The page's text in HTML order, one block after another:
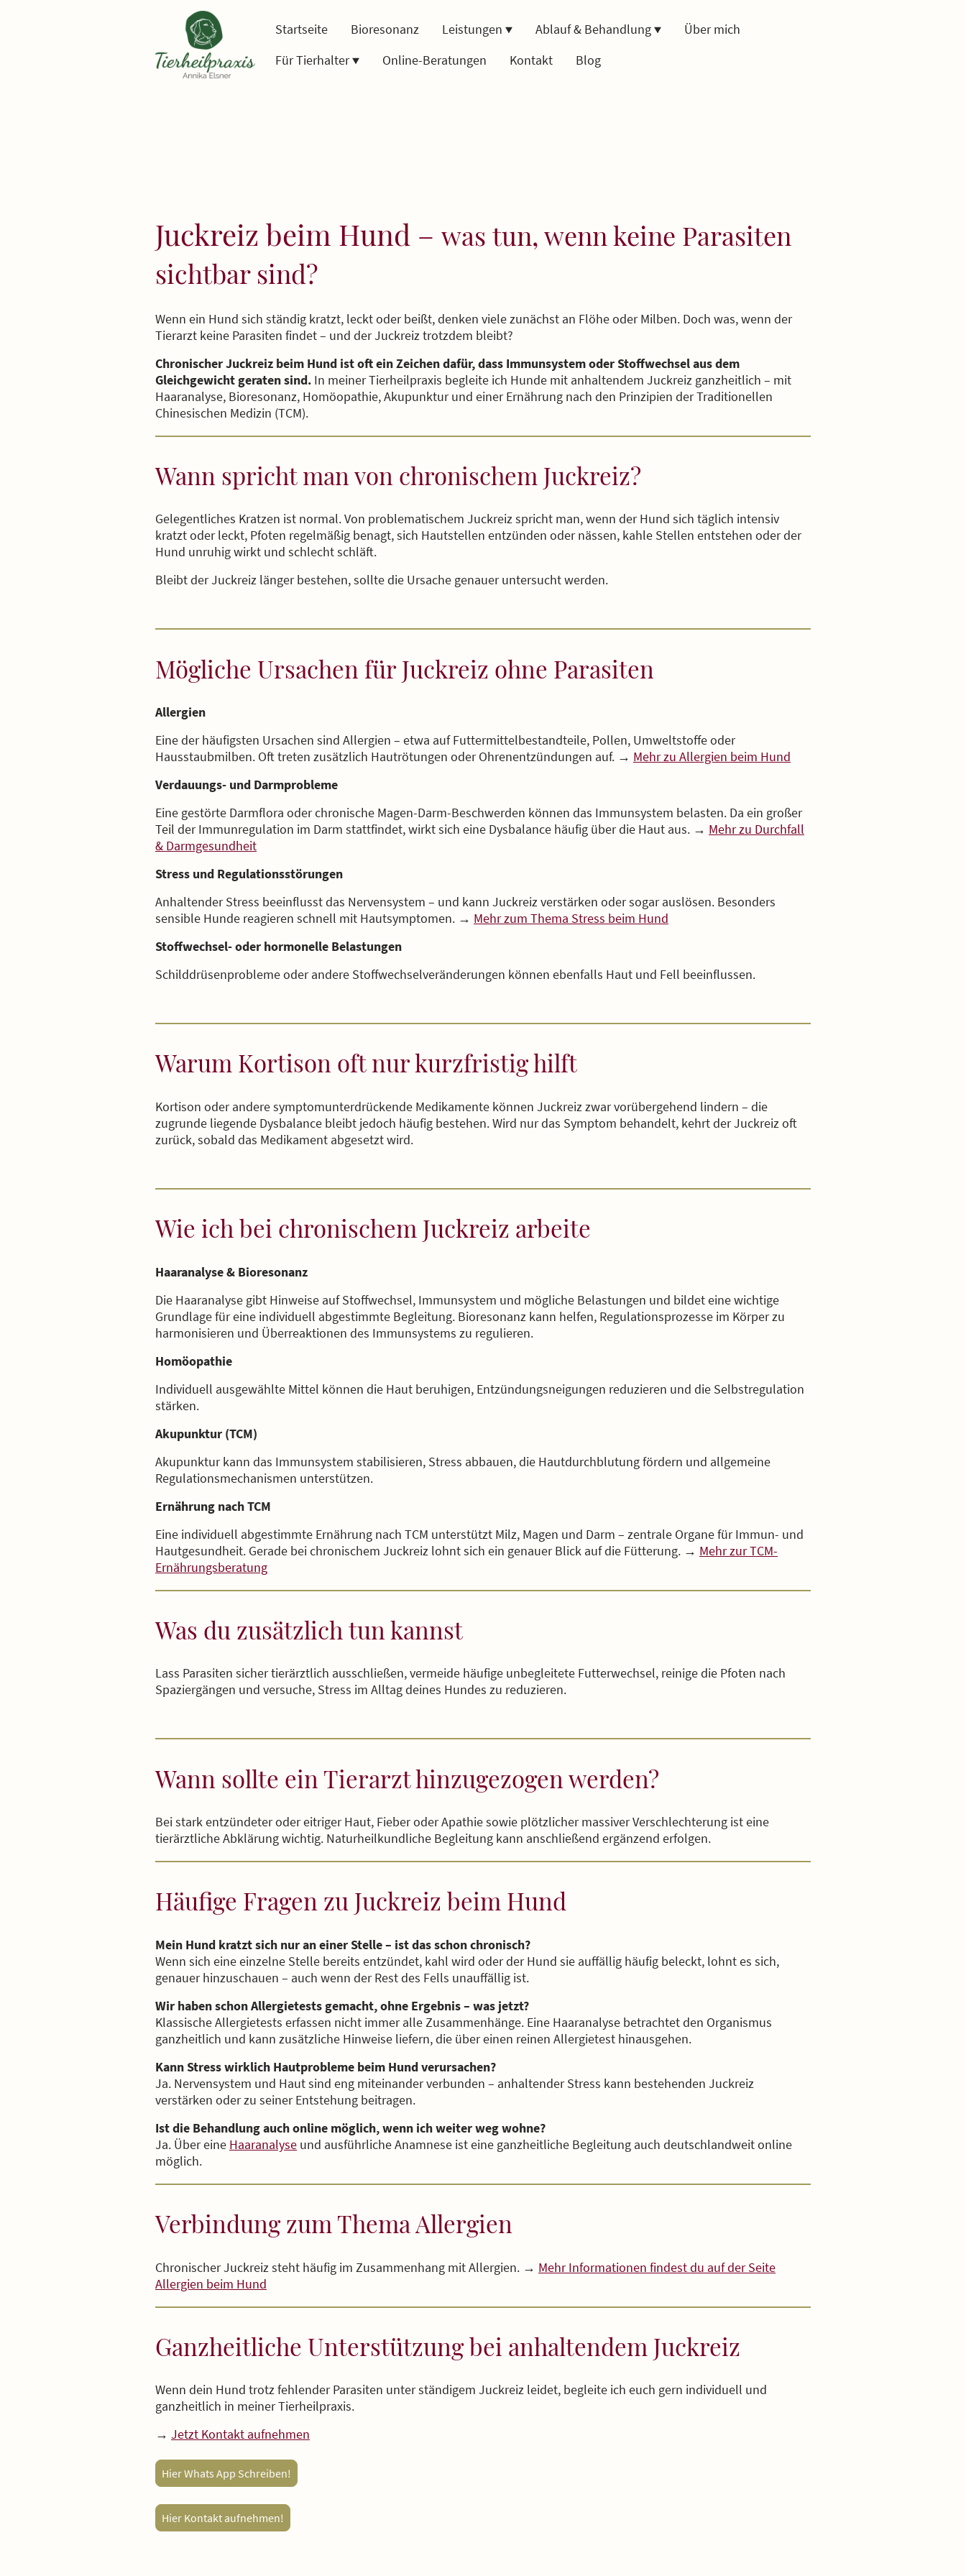
Startseite Bioresonanz Leistungen Ablauf & Behandlung
Über mich
Für Tierhalter
Online-Beratungen Kontakt Blog
Juckreiz beim Hund – was tun, wenn keine Parasiten
sichtbar sind?
Wenn ein Hund sich ständig kratzt, leckt oder beißt, denken viele zunächst an Flöhe oder Milben. Doch was, wenn der
Tierarzt keine Parasiten findet – und der Juckreiz trotzdem bleibt?
Chronischer Juckreiz beim Hund ist oft ein Zeichen dafür, dass Immunsystem oder Stoffwechsel aus dem
Gleichgewicht geraten sind. In meiner Tierheilpraxis begleite ich Hunde mit anhaltendem Juckreiz ganzheitlich – mit
Haaranalyse, Bioresonanz, Homöopathie, Akupunktur und einer Ernährung nach den Prinzipien der Traditionellen
Chinesischen Medizin (TCM).
Wann spricht man von chronischem Juckreiz?
Gelegentliches Kratzen ist normal. Von problematischem Juckreiz spricht man, wenn der Hund sich täglich intensiv
kratzt oder leckt, Pfoten regelmäßig benagt, sich Hautstellen entzünden oder nässen, kahle Stellen entstehen oder der
Hund unruhig wirkt und schlecht schläft.
Bleibt der Juckreiz länger bestehen, sollte die Ursache genauer untersucht werden.
Mögliche Ursachen für Juckreiz ohne Parasiten
Allergien
Eine der häufigsten Ursachen sind Allergien – etwa auf Futtermittelbestandteile, Pollen, Umweltstoffe oder
Hausstaubmilben. Oft treten zusätzlich Hautrötungen oder Ohrenentzündungen auf. → Mehr zu Allergien beim Hund
Verdauungs- und Darmprobleme
Eine gestörte Darmflora oder chronische Magen-Darm-Beschwerden können das Immunsystem belasten. Da ein großer
Teil der Immunregulation im Darm stattfindet, wirkt sich eine Dysbalance häufig über die Haut aus. → Mehr zu Durchfall
& Darmgesundheit
Stress und Regulationsstörungen
Anhaltender Stress beeinflusst das Nervensystem – und kann Juckreiz verstärken oder sogar auslösen. Besonders
sensible Hunde reagieren schnell mit Hautsymptomen. → Mehr zum Thema Stress beim Hund
Stoffwechsel- oder hormonelle Belastungen
Schilddrüsenprobleme oder andere Stoffwechselveränderungen können ebenfalls Haut und Fell beeinflussen.
Warum Kortison oft nur kurzfristig hilft
Kortison oder andere symptomunterdrückende Medikamente können Juckreiz zwar vorübergehend lindern – die
zugrunde liegende Dysbalance bleibt jedoch häufig bestehen. Wird nur das Symptom behandelt, kehrt der Juckreiz oft
zurück, sobald das Medikament abgesetzt wird.
Wie ich bei chronischem Juckreiz arbeite
Haaranalyse & Bioresonanz
Die Haaranalyse gibt Hinweise auf Stoffwechsel, Immunsystem und mögliche Belastungen und bildet eine wichtige
Grundlage für eine individuell abgestimmte Begleitung. Bioresonanz kann helfen, Regulationsprozesse im Körper zu
harmonisieren und Überreaktionen des Immunsystems zu regulieren.
Homöopathie
Individuell ausgewählte Mittel können die Haut beruhigen, Entzündungsneigungen reduzieren und die Selbstregulation
stärken.
Akupunktur (TCM)
Akupunktur kann das Immunsystem stabilisieren, Stress abbauen, die Hautdurchblutung fördern und allgemeine
Regulationsmechanismen unterstützen.
Ernährung nach TCM
Eine individuell abgestimmte Ernährung nach TCM unterstützt Milz, Magen und Darm – zentrale Organe für Immun- und
Hautgesundheit. Gerade bei chronischem Juckreiz lohnt sich ein genauer Blick auf die Fütterung. → Mehr zur TCM-
Ernährungsberatung
Was du zusätzlich tun kannst
Lass Parasiten sicher tierärztlich ausschließen, vermeide häufige unbegleitete Futterwechsel, reinige die Pfoten nach
Spaziergängen und versuche, Stress im Alltag deines Hundes zu reduzieren.
Wann sollte ein Tierarzt hinzugezogen werden?
Bei stark entzündeter oder eitriger Haut, Fieber oder Apathie sowie plötzlicher massiver Verschlechterung ist eine
tierärztliche Abklärung wichtig. Naturheilkundliche Begleitung kann anschließend ergänzend erfolgen.
Häufige Fragen zu Juckreiz beim Hund
Mein Hund kratzt sich nur an einer Stelle – ist das schon chronisch?
Wenn sich eine einzelne Stelle bereits entzündet, kahl wird oder der Hund sie auffällig häufig beleckt, lohnt es sich,
genauer hinzuschauen – auch wenn der Rest des Fells unauffällig ist.
Wir haben schon Allergietests gemacht, ohne Ergebnis – was jetzt?
Klassische Allergietests erfassen nicht immer alle Zusammenhänge. Eine Haaranalyse betrachtet den Organismus
ganzheitlich und kann zusätzliche Hinweise liefern, die über einen reinen Allergietest hinausgehen.
Kann Stress wirklich Hautprobleme beim Hund verursachen?
Ja. Nervensystem und Haut sind eng miteinander verbunden – anhaltender Stress kann bestehenden Juckreiz
verstärken oder zu seiner Entstehung beitragen.
Ist die Behandlung auch online möglich, wenn ich weiter weg wohne?
Ja. Über eine Haaranalyse und ausführliche Anamnese ist eine ganzheitliche Begleitung auch deutschlandweit online
möglich.
Verbindung zum Thema Allergien
Chronischer Juckreiz steht häufig im Zusammenhang mit Allergien. → Mehr Informationen findest du auf der Seite
Allergien beim Hund
Ganzheitliche Unterstützung bei anhaltendem Juckreiz
Wenn dein Hund trotz fehlender Parasiten unter ständigem Juckreiz leidet, begleite ich euch gern individuell und
ganzheitlich in meiner Tierheilpraxis.
→ Jetzt Kontakt aufnehmen
Hier Whats App Schreiben!
Hier Kontakt aufnehmen!